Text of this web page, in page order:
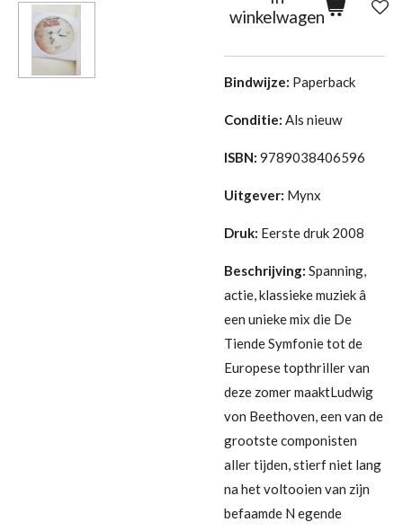
winkelwagen
Bindwijze: Paperback
Conditie: Als nieuw
ISBN: 9789038406596
Uitgever: Mynx
Druk: Eerste druk 2008
Beschrijving: Spanning,
actie, klassieke muziek â
een unieke mix die De
Tiende Symfonie tot de
Europese topthriller van
deze zomer maaktLudwig
von Beethoven, een van de
grootste componisten
aller tijden, stierf niet lang
na het voltooien van zijn
befaamde N egende